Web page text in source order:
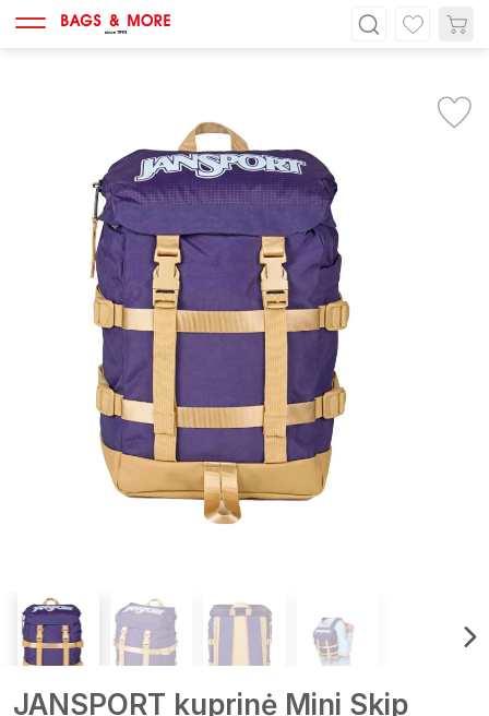
JANSPORT kuprinė Mini Skip